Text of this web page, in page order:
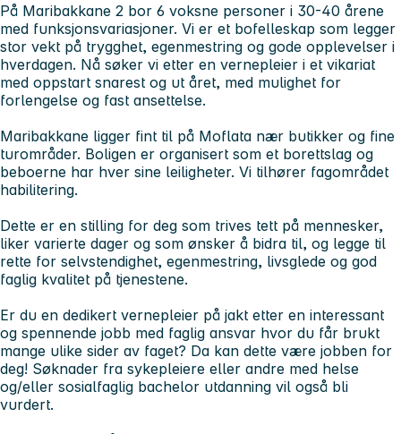
På Maribakkane 2 bor 6 voksne personer i 30-40 årene
med funksjonsvariasjoner. Vi er et bofelleskap som legger
stor vekt på trygghet, egenmestring og gode opplevelser i
hverdagen. Nå søker vi etter en vernepleier i et vikariat
med oppstart snarest og ut året, med mulighet for
forlengelse og fast ansettelse.
Maribakkane ligger fint til på Moflata nær butikker og fine
turområder. Boligen er organisert som et borettslag og
beboerne har hver sine leiligheter. Vi tilhører fagområdet
habilitering.
Dette er en stilling for deg som trives tett på mennesker,
liker varierte dager og som ønsker å bidra til, og legge til
rette for selvstendighet, egenmestring, livsglede og god
faglig kvalitet på tjenestene.
Er du en dedikert vernepleier på jakt etter en interessant
og spennende jobb med faglig ansvar hvor du får brukt
mange ulike sider av faget? Da kan dette være jobben for
deg! Søknader fra sykepleiere eller andre med helse
og/eller sosialfaglig bachelor utdanning vil også bli
vurdert.